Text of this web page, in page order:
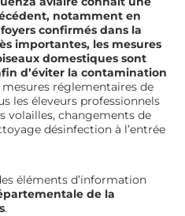
notamment en
confirmés dans la
importantes, les mesures
domestiques sont
d’éviter la contamination
mesures réglementaires de
les éleveurs professionnels
volailles, changements de
désinfection à l’entrée
éléments d’information
de la
.